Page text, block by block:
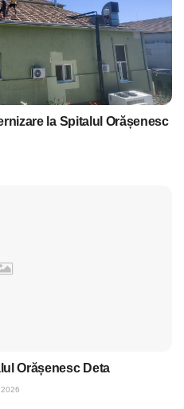
la Spitalul Orășenesc
Orășenesc Deta